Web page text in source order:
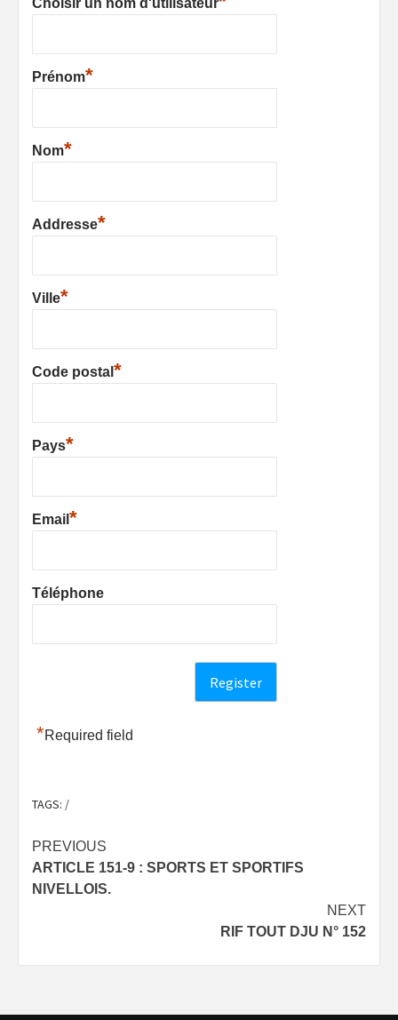
Choisir un nom d'utilisateur
Prénom*
Nom*
Addresse*
Ville*
Code postal *
Pays*
Email *
Téléphone
*Required field
TAGS: /
Post
navigation
PREVIOUS
ARTICLE 151-9 : SPORTS ET SPORTIFS
NIVELLOIS.
NEXT
RIF TOUT DJU N° 152